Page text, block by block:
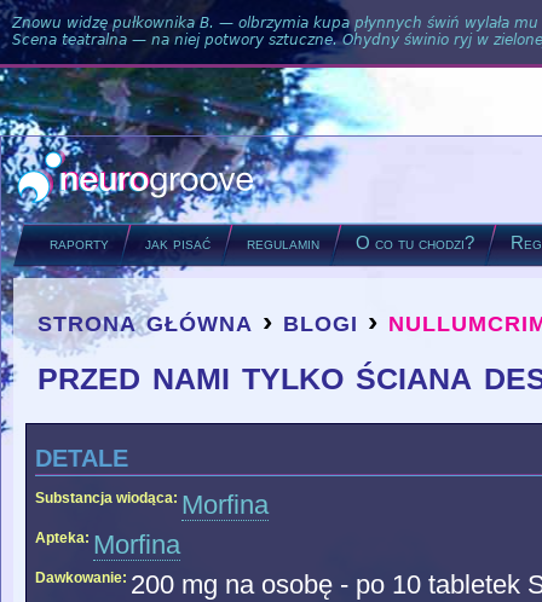
Znowu widzę pułkownika B. — olbrzymia kupa płynnych świń wylała
Scena teatralna — na niej potwory sztuczne. Ohydny świnio ryj w
raporty jak pisać regulamin O co tu chodzi?
you are here
strona główna › blogi ›
przed nami tylko ściana
detale
Substancja wiodąca: Morfina
Apteka: Morfina
Dawkowanie: 200 mg na osobę - po 10 tabletek